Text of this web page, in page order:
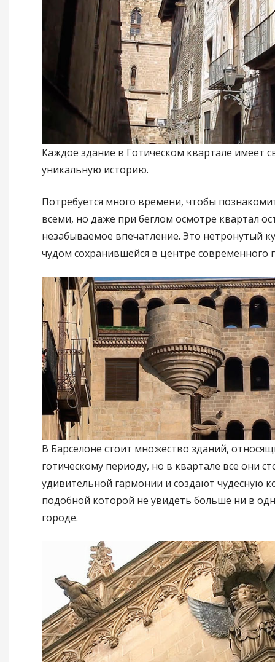
Каждое здание в Готическом квартале имеет
уникальную историю.
Потребуется много времени, чтобы
всеми, но даже при беглом осмотре квартал
незабываемое впечатление. Это нетронутый
чудом сохранившейся в центре современного
В Барселоне стоит множество зданий,
готическому периоду, но в квартале все они
удивительной гармонии и создают чудесную
подобной которой не увидеть больше ни в
городе.